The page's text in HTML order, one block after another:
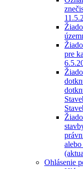
pre
Ohlásenie